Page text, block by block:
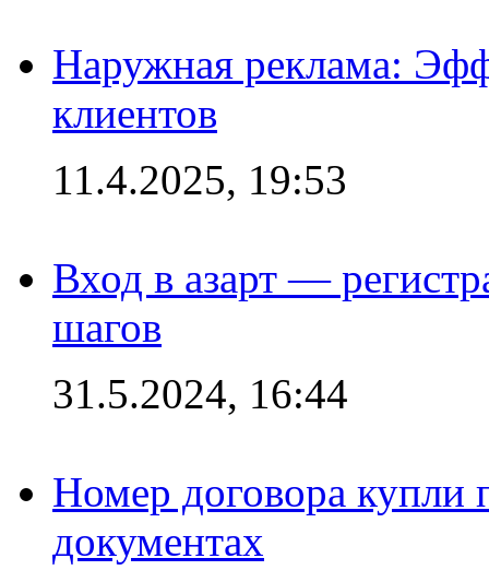
Наружная реклама:
клиентов
11.4.2025, 19:53
Вход в азарт —
шагов
31.5.2024, 16:44
Номер договора купли
документах